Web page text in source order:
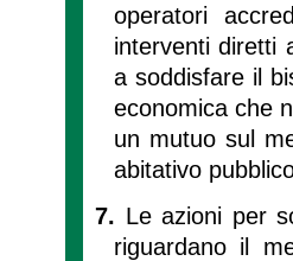
operatori
interventi diretti
a soddisfare il
economica che
un mutuo sul
abitativo
7. Le azioni per
riguardano il